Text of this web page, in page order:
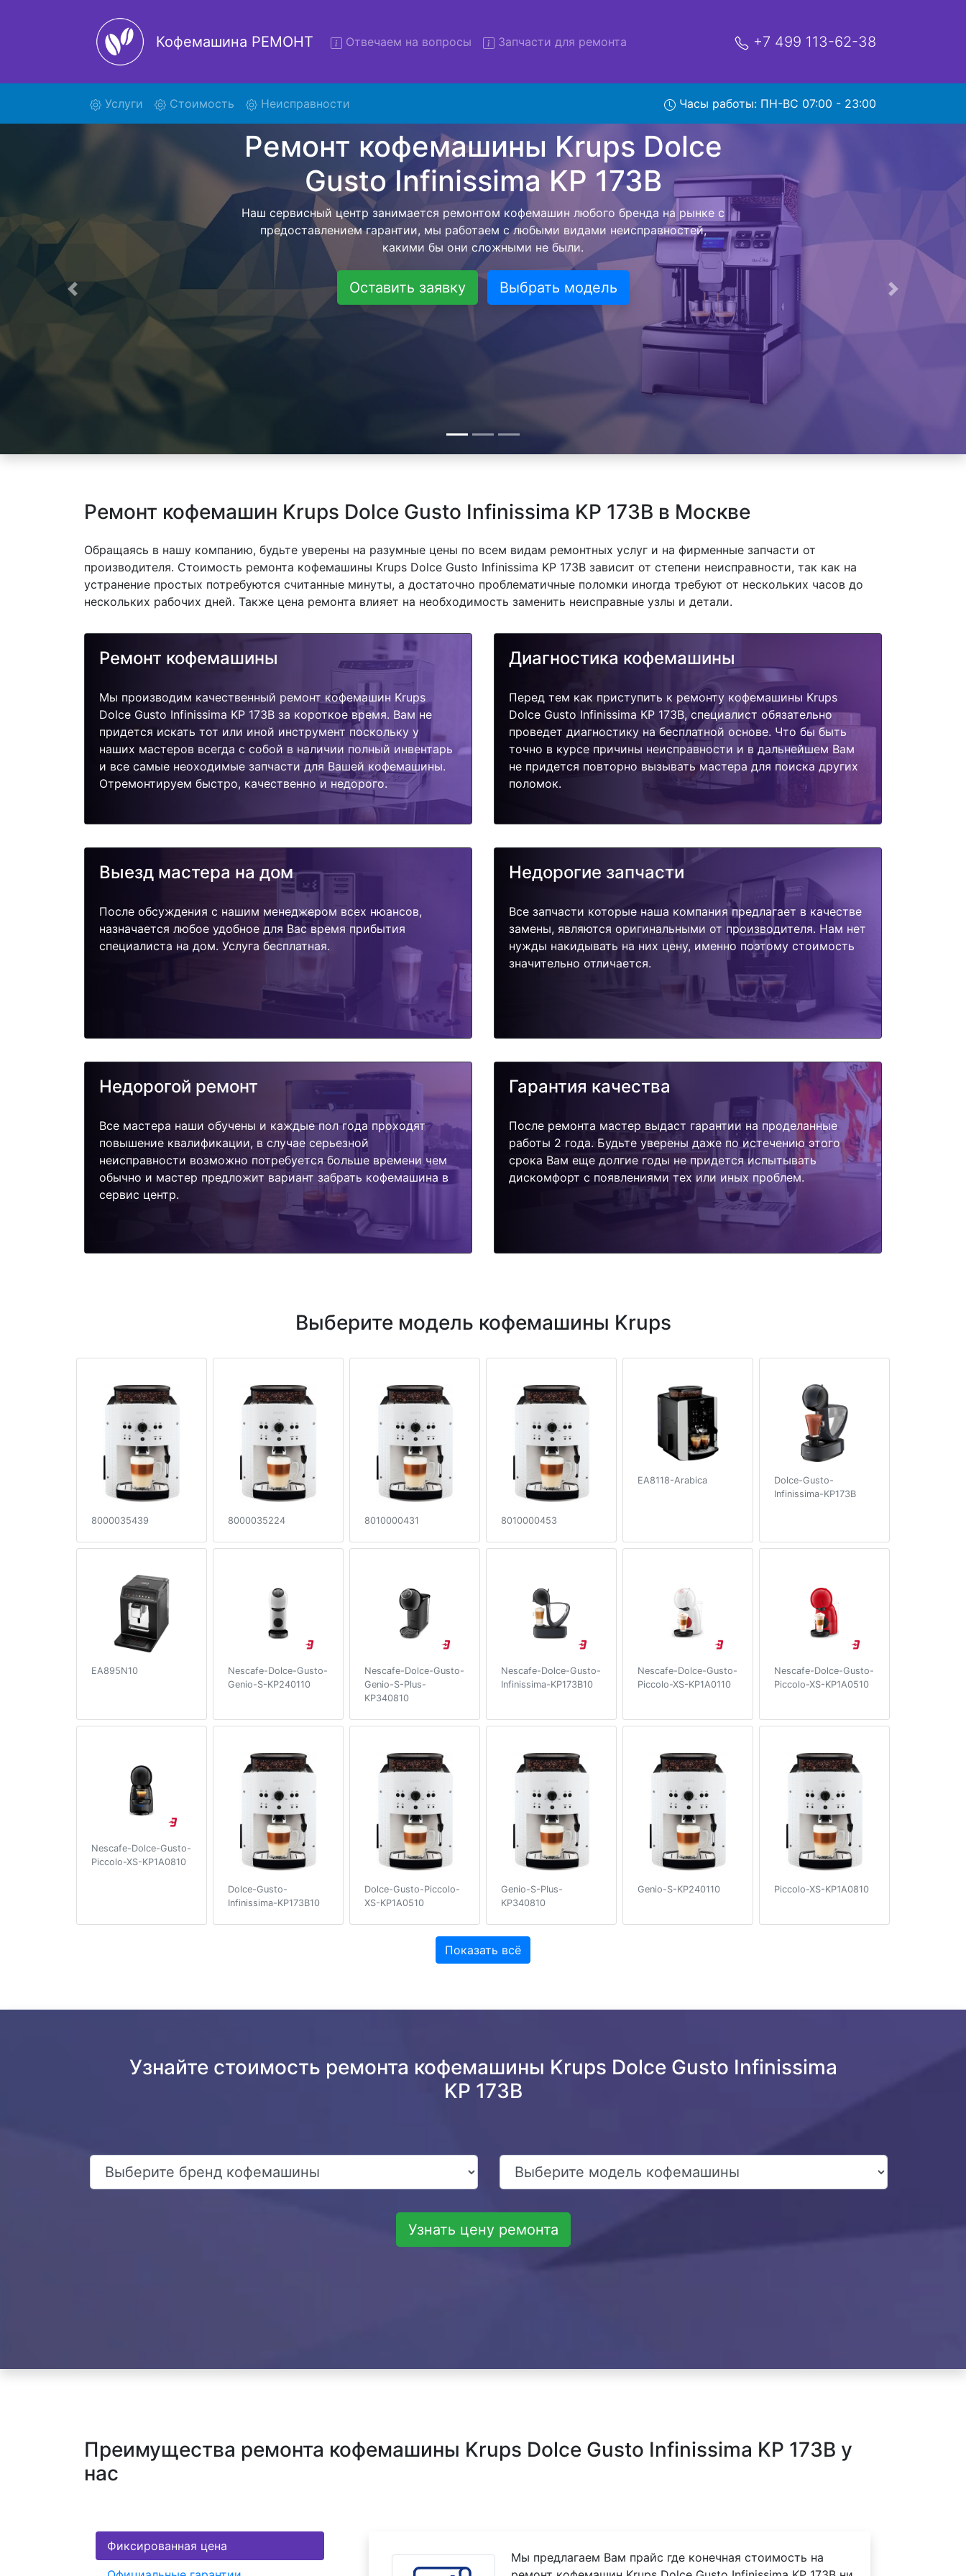
Кофемашина РЕМОНТ Отвечаем на вопросы Запчасти для ремонта +7 499 113-62-38
Услуги (current)Стоимость Неисправности Часы работы: ПН-ВС 07:00 - 23:00
Ремонт кофемашин Krups Dolce Gusto
Infinissima KP 173B с вывозом в сервис
Мы предоставляем бесплатную услугу - ремонт кофемашин Krups Dolce Gusto
Infinissima KP 173B с вывозом техники в сервисный центр, а после завершения всех
работ привезем обратно. Цена фиксируется с момента согласования с мастером до
возвращения бытовой техники обратно владельцу.
Оставить заявку Выбрать модель
Предыдущая Следующая
Ремонт кофемашин Krups Dolce Gusto Infinissima KP 173B в Москве
Обращаясь в нашу компанию, будьте уверены на разумные цены по всем видам ремонтных услуг и на фирменные запчасти от
производителя. Стоимость ремонта кофемашины Krups Dolce Gusto Infinissima KP 173B зависит от степени неисправности, так как на
устранение простых потребуются считанные минуты, а достаточно проблематичные поломки иногда требуют от нескольких часов до
нескольких рабочих дней. Также цена ремонта влияет на необходимость заменить неисправные узлы и детали.
Ремонт кофемашины
Мы производим качественный ремонт кофемашин Krups
Dolce Gusto Infinissima KP 173B за короткое время. Вам не
придется искать тот или иной инструмент поскольку у
наших мастеров всегда с собой в наличии полный инвентарь
и все самые неоходимые запчасти для Вашей кофемашины.
Отремонтируем быстро, качественно и недорого.
Диагностика кофемашины
Перед тем как приступить к ремонту кофемашины Krups
Dolce Gusto Infinissima KP 173B, специалист обязательно
проведет диагностику на бесплатной основе. Что бы быть
точно в курсе причины неисправности и в дальнейшем Вам
не придется повторно вызывать мастера для поиска других
поломок.
Выезд мастера на дом
После обсуждения с нашим менеджером всех нюансов,
назначается любое удобное для Вас время прибытия
специалиста на дом. Услуга бесплатная.
Недорогие запчасти
Все запчасти которые наша компания предлагает в качестве
замены, являются оригинальными от производителя. Нам нет
нужды накидывать на них цену, именно поэтому стоимость
значительно отличается.
Недорогой ремонт
Все мастера наши обучены и каждые пол года проходят
повышение квалификации, в случае серьезной
неисправности возможно потребуется больше времени чем
обычно и мастер предложит вариант забрать кофемашина в
сервис центр.
Гарантия качества
После ремонта мастер выдаст гарантии на проделанные
работы 2 года. Будьте уверены даже по истечению этого
срока Вам еще долгие годы не придется испытывать
дискомфорт с появлениями тех или иных проблем.
Выберите модель кофемашины Krups
8000035439 8000035224 8010000431 8010000453
EA8118-Arabica
Dolce-Gusto-
Infinissima-KP173B
EA895N10
Nescafe-Dolce-Gusto-
Genio-S-KP240110
Nescafe-Dolce-Gusto-
Genio-S-Plus-
KP340810
Nescafe-Dolce-Gusto-
Infinissima-KP173B10
Nescafe-Dolce-Gusto-
Piccolo-XS-KP1A0110
Nescafe-Dolce-Gusto-
Piccolo-XS-KP1A0510
Nescafe-Dolce-Gusto-
Piccolo-XS-KP1A0810
Dolce-Gusto-
Infinissima-KP173B10
Dolce-Gusto-Piccolo-
XS-KP1A0510
Genio-S-Plus-
KP340810
Genio-S-KP240110 Piccolo-XS-KP1A0810
Показать всё
Узнайте стоимость ремонта кофемашины Krups Dolce Gusto Infinissima
KP 173B
Узнать цену ремонта
Преимущества ремонта кофемашины Krups Dolce Gusto Infinissima KP 173B у
нас
Фиксированная цена
Мы предлагаем Вам прайс где конечная стоимость на